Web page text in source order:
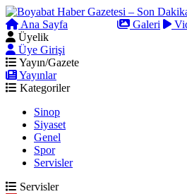
Ana Sayfa Galeri
Üyelik
Üye Girişi
Yayın/Gazete
Yayınlar
Kategoriler
Sinop
Siyaset
Genel
Spor
Servisler
Servisler